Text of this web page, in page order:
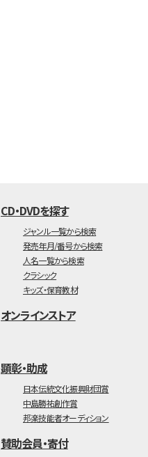
CD・DVDを探す
ジャンル一覧から検索
発売年月/番号から検索
人名一覧から検索
クラシック
キッズ・保育教材
オンラインストア
顕彰・助成
日本伝統文化振興財団賞
中島勝祐創作賞
邦楽技能者オーディション
賛助会員・寄付